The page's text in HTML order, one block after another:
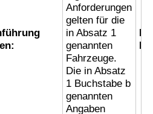
Anforderungen
gelten für die
in Absatz 1
genannten
Fahrzeuge.
Die in Absatz
1 Buchstabe b
genannten
Angaben